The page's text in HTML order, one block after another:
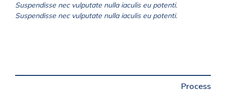
Suspendisse nec vulputate nulla iaculis eu potenti.
Suspendisse nec vulputate nulla iaculis eu potenti.
Process